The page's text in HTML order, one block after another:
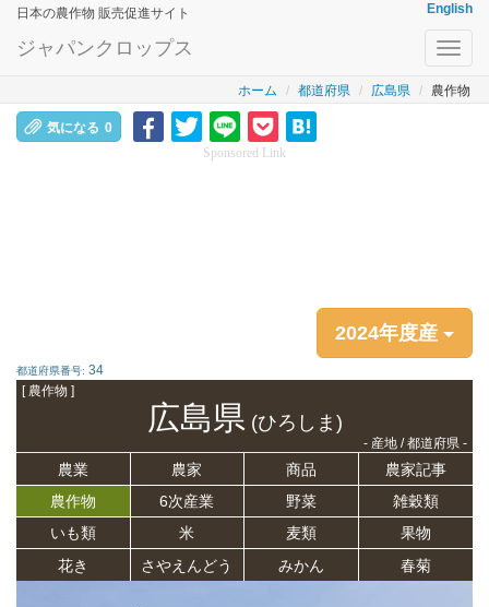
日本の農作物 販売促進サイト English
ジャパンクロップス
ホーム 都道府県 広島県 農作物
気になる 0
Sponsored Link
2024年度産
都道府県番号: 34
[ 農作物 ]
広島県(ひろしま)
- 産地 / 都道府県 -
農業 農家 商品
農家記事
農作物
6次産業 野菜
雑穀類
いも類
米 麦類
果物
花き
さやえんどう みかん 春菊